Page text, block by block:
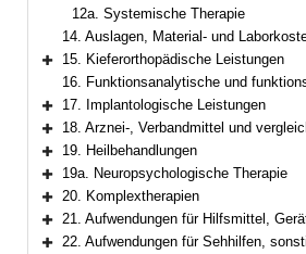
12a. Systemische Therapie
14. Auslagen, Material- und Laborkosten bei
Bereich erweitern
15. Kieferorthopädische Leistungen
16. Funktionsanalytische und
Bereich erweitern
17. Implantologische Leistungen
Bereich erweitern
18. Arznei-, Verbandmittel und
Bereich erweitern
19. Heilbehandlungen
Bereich erweitern
19a. Neuropsychologische Therapie
Bereich erweitern
20. Komplextherapien
Bereich erweitern
21. Aufwendungen für Hilfsmittel, Geräte zur Selbstbehandlung und
22. Aufwendungen für Sehhilfen, sonstige